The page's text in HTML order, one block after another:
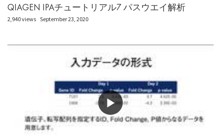
QIAGEN IPAチュートリアル7 パスウエイ解析
2,940 views September 23, 2020